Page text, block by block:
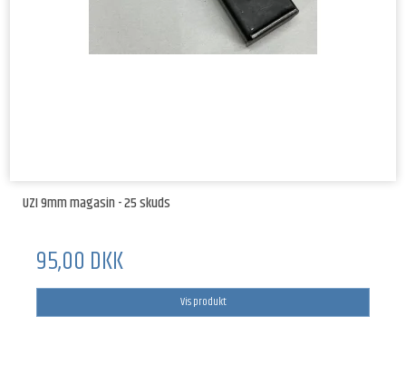
UZI 9mm magasin - 25 skuds
95,00 DKK
Vis produkt